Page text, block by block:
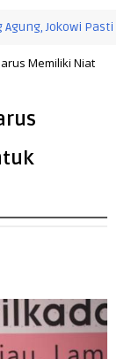
Pastikan
Memiliki Niat